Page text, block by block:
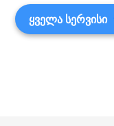
ყველა სერვისი